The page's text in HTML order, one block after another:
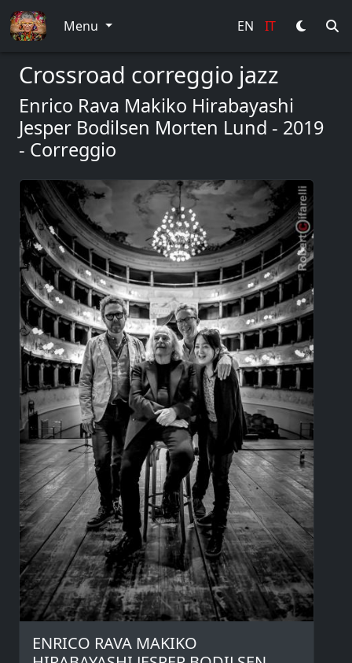
Menu EN IT
Crossroad correggio jazz
Enrico Rava Makiko Hirabayashi
Jesper Bodilsen Morten Lund - 2019
- Correggio
ENRICO RAVA MAKIKO